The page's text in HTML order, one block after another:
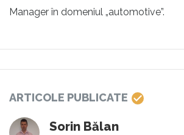
Manager în domeniul „automotive”.
ARTICOLE PUBLICATE
Sorin Bălan